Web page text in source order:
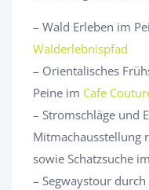
– Wald Erleben im
Walderlebnispfad
– Orientalisches
Peine im Cafe
– Stromschläge und
Mitmachausstellung
sowie Schatzsuche im
– Segwaystour